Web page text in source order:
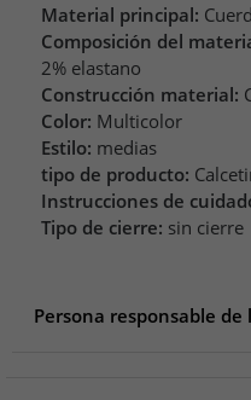
Material principal:
Composición del
2% elastano
Construcción material:
Color: Multicolor
Estilo: medias
tipo de producto:
Instrucciones de
Tipo de cierre: sin cierre
Persona responsable de